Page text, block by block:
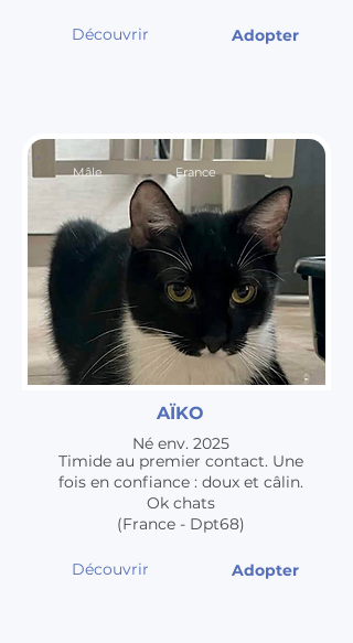
Découvrir Adopter
Mâle France
AÏKO
Né env. 2025
Timide au premier contact. Une
fois en confiance : doux et câlin.
Ok chats
(France - Dpt68)
Découvrir Adopter